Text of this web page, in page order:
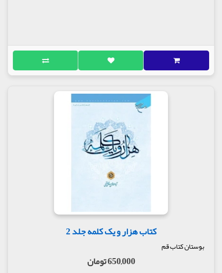
کتاب هزار و یک کلمه جلد 2
بوستان کتاب قم
650,000 تومان